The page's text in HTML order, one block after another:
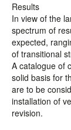
Results
In view of the
spectrum of
expected,
of transitional
A catalogue of
solid basis for
are to be
installation of
revision.